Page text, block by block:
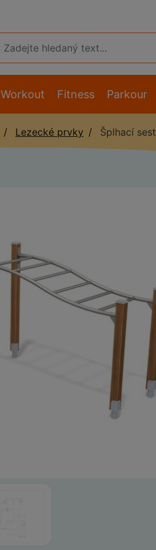
Workout Fitness Parkour
Lezecké prvky Šplhací